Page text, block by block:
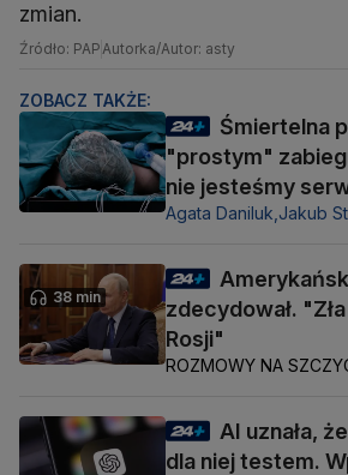
zmian.
Źródło: PAPAutorka/Autor: asty
ZOBACZ TAKŻE:
Śmiertelna
"prostym"
nie jesteśmy
Agata Daniluk, Jakub
38 min
zdecydował.
Rosji"
ROZMOWY NA
AI uznała,
dla niej testem.